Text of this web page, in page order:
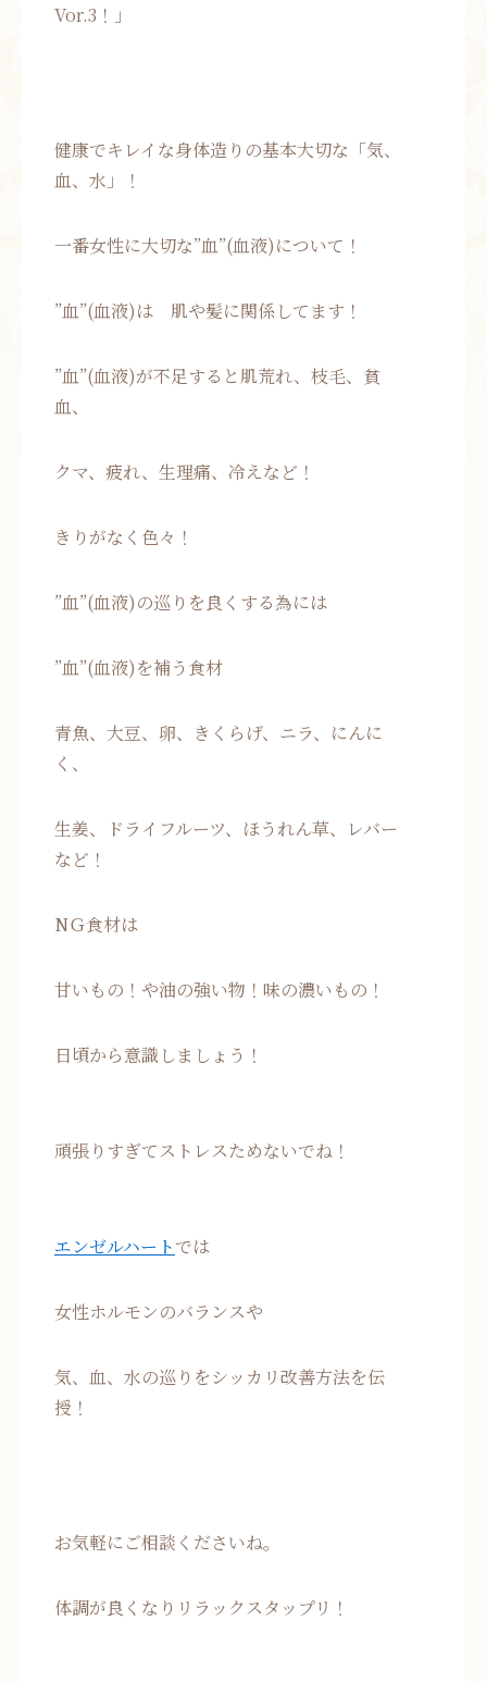
Vor.3！」
健康でキレイな身体造りの基本大切な「気、
血、水」！
一番女性に大切な”血”(血液)について！
”血”(血液)は 肌や髪に関係してます！
”血”(血液)が不足すると肌荒れ、枝毛、貧
血、
クマ、疲れ、生理痛、冷えなど！
きりがなく色々！
”血”(血液)の巡りを良くする為には
”血”(血液)を補う食材
青魚、大豆、卵、きくらげ、ニラ、にんに
く、
生姜、ドライフルーツ、ほうれん草、レバー
など！
NＧ食材は
甘いもの！や油の強い物！味の濃いもの！
日頃から意識しましょう！
頑張りすぎてストレスためないでね！
エンゼルハートでは
女性ホルモンのバランスや
気、血、水の巡りをシッカリ改善方法を伝
授！
お気軽にご相談くださいね。
体調が良くなりリラックスタップリ！